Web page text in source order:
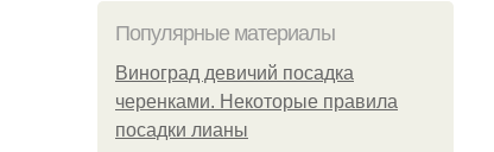
Популярные материалы
Виноград девичий посадка
черенками. Некоторые правила
посадки лианы